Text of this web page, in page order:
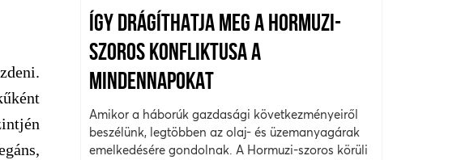
ÍGY DRÁGÍTHATJA MEG A HORMUZI-
SZOROS KONFLIKTUSA A
MINDENNAPOKAT
Amikor a háborúk gazdasági következményeiről
beszélünk, legtöbben az olaj- és üzemanyagárak
emelkedésére gondolnak. A Hormuzi-szoros körüli